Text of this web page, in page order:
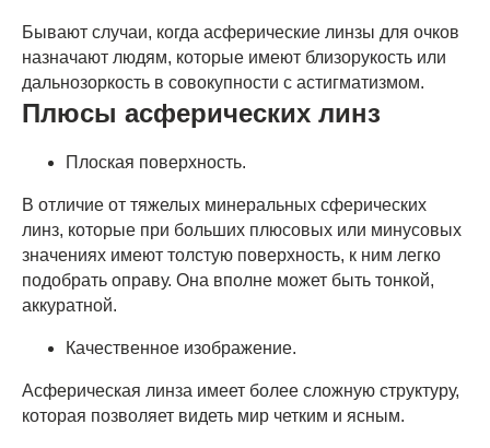
Бывают случаи, когда асферические линзы для очков
назначают людям, которые имеют близорукость или
дальнозоркость в совокупности с астигматизмом.
Плюсы асферических линз
Плоская поверхность.
В отличие от тяжелых минеральных сферических
линз, которые при больших плюсовых или минусовых
значениях имеют толстую поверхность, к ним легко
подобрать оправу. Она вполне может быть тонкой,
аккуратной.
Качественное изображение.
Асферическая линза имеет более сложную структуру,
которая позволяет видеть мир четким и ясным.